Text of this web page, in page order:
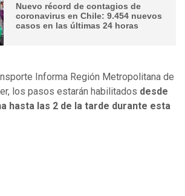
Nuevo récord de contagios de
coronavirus en Chile: 9.454 nuevos
casos en las últimas 24 horas
Informa Región Metropolitana de
los pasos estarán habilitados desde
hasta las 2 de la tarde durante esta